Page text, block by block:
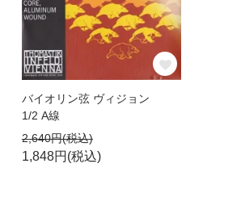
バイオリン弦 ヴィジョン
1/2 A線
2,640円(税込)
1,848円(税込)